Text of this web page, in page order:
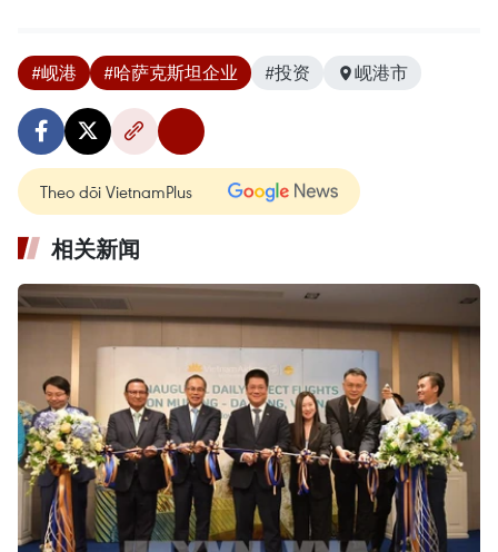
#岘港 #哈萨克斯坦企业 #投资 岘港市
Theo dõi VietnamPlus
相关新闻